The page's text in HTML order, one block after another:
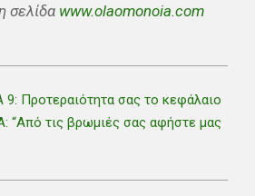
σελίδα www.olaomonoia.com
9: Προτεραιότητα σας το κεφάλαιο
“Από τις βρωμιές σας αφήστε μας